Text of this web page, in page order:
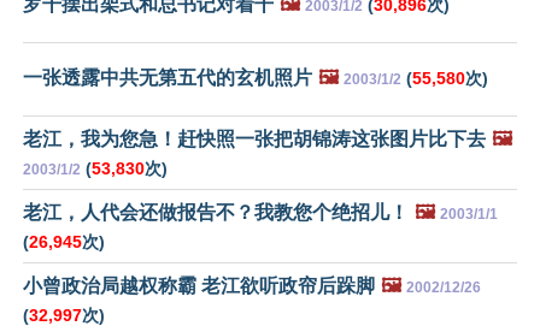
2003/1/2 (30,896次)
一张透露中共无第五代的玄机照片 🖼️ 2003/1/2 (55,580次)
老江，我为您急！赶快照一张把胡锦涛这张图片比下去 🖼️
2003/1/2 (53,830次)
老江，人代会还做报告不？我教您个绝招儿！ 🖼️ 2003/1/1
(26,945次)
小曾政治局越权称霸 老江欲听政帘后跺脚 🖼️ 2002/12/26
(32,997次)